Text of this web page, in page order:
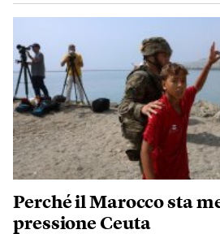
Perché il Marocco sta
pressione Ceuta